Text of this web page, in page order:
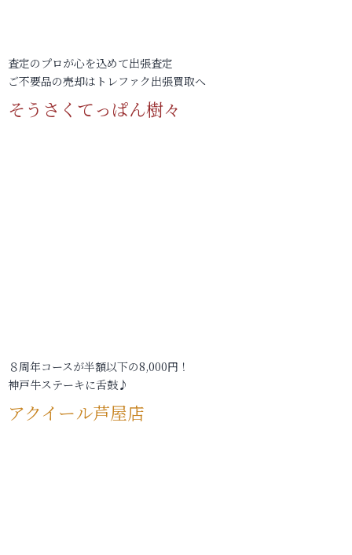
査定のプロが心を込めて出張査定
ご不要品の売却はトレファク出張買取へ
そうさくてっぱん樹々
８周年コースが半額以下の8,000円！
神戸牛ステーキに舌鼓♪
アクイール芦屋店